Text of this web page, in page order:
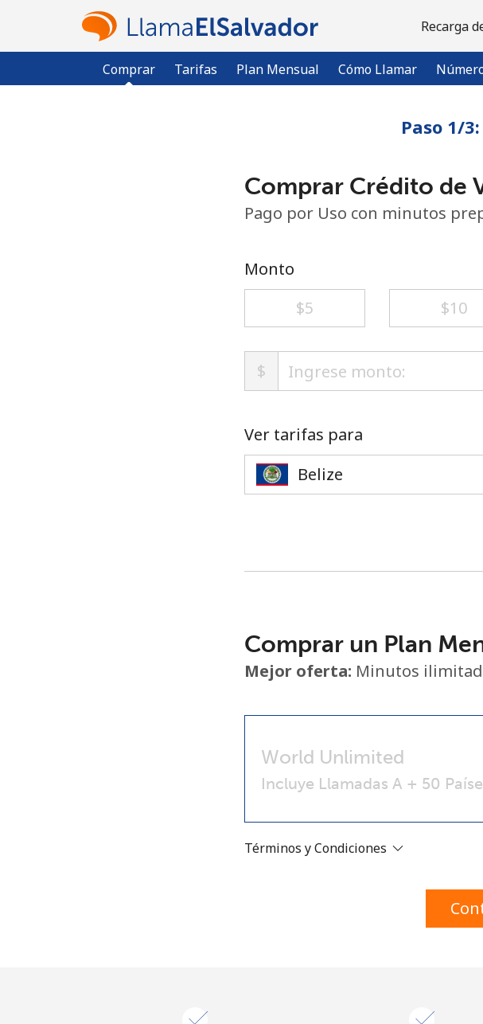
Recarga
Comprar Tarifas Plan Mensual Cómo Llamar
Mínimo 8
Un número
Al abrir una
Paso 1/
Comprar Crédito de
Pago por Uso con minutos
Monto
⁦$5⁩
⁦$10⁩
$
Ver tarifas para
Comprar un Plan
Mejor oferta: Minutos
World Unlimited
Incluye Llamadas A + 50
Términos y Condiciones